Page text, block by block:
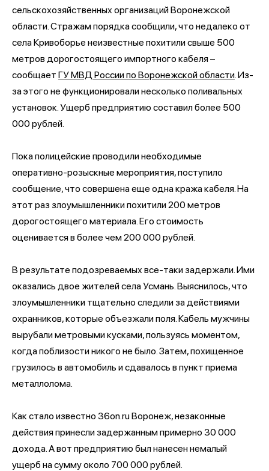
сельскохозяйственных организаций Воронежской
области. Стражам порядка сообщили, что недалеко от
села Кривоборье неизвестные похитили свыше 500
метров дорогостоящего импортного кабеля –
сообщает ГУ МВД России по Воронежской области . Из-
за этого не функционировали несколько поливальных
установок. Ущерб предприятию составил более 500
000 рублей.
Пока полицейские проводили необходимые
оперативно-розыскные мероприятия, поступило
сообщение, что совершена еще одна кража кабеля. На
этот раз злоумышленники похитили 200 метров
дорогостоящего материала. Его стоимость
оценивается в более чем 200 000 рублей.
В результате подозреваемых все-таки задержали. Ими
оказались двое жителей села Усмань. Выяснилось, что
злоумышленники тщательно следили за действиями
охранников, которые объезжали поля. Кабель мужчины
вырубали метровыми кусками, пользуясь моментом,
когда поблизости никого не было. Затем, похищенное
грузилось в автомобиль и сдавалось в пункт приема
металлолома.
Как стало известно 36on.ru Воронеж, незаконные
действия принесли задержанным примерно 30 000
дохода. А вот предприятию был нанесен немалый
ущерб на сумму около 700 000 рублей.